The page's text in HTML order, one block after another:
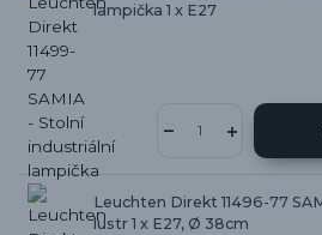
lampička 1 x E27
Leuchten Direkt 11496-77
lustr 1 x E27, Ø 38cm